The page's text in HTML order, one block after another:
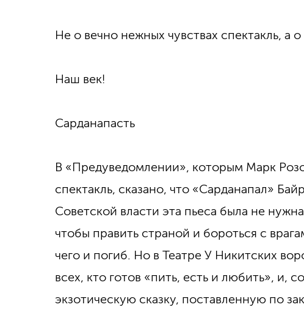
Не о вечно нежных чувствах спектакль, а
Наш век!
Сарданапасть
В «Предуведомлении», которым Марк
спектакль, сказано, что «Сарданапал»
Советской власти эта пьеса была не
чтобы править страной и бороться с
чего и погиб. Но в Театре У Никитских
всех, кто готов «пить, есть и любить», и,
экзотическую сказку, поставленную по